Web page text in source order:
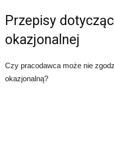
Przepisy
okazjonalnej
Czy pracodawca może nie
okazjonalną?